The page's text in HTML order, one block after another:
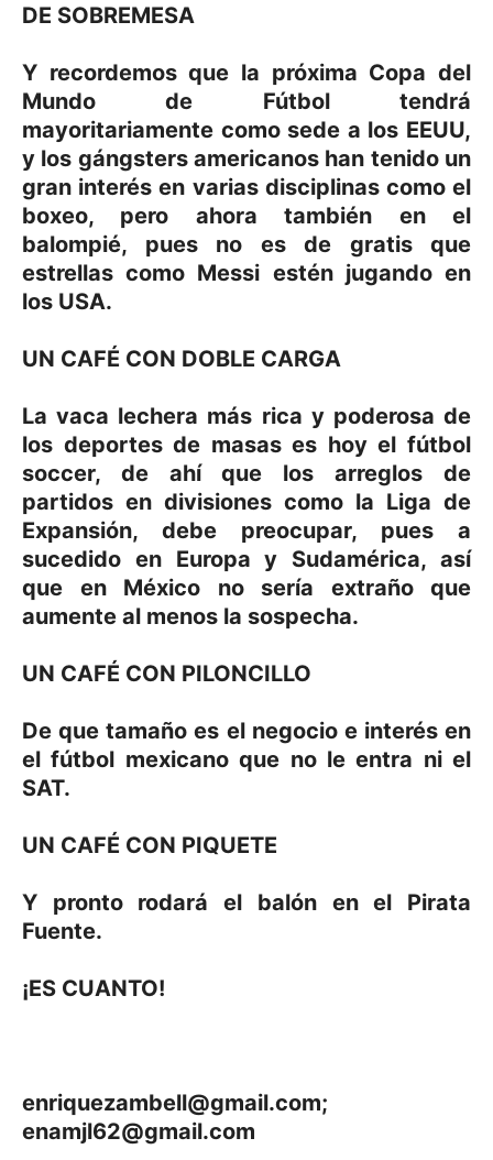
DE SOBREMESA
Y recordemos que la próxima Copa del
Mundo de Fútbol tendrá
mayoritariamente como sede a los EEUU,
y los gángsters americanos han tenido un
gran interés en varias disciplinas como el
boxeo, pero ahora también en el
balompié, pues no es de gratis que
estrellas como Messi estén jugando en
los USA.
UN CAFÉ CON DOBLE CARGA
La vaca lechera más rica y poderosa de
los deportes de masas es hoy el fútbol
soccer, de ahí que los arreglos de
partidos en divisiones como la Liga de
Expansión, debe preocupar, pues a
sucedido en Europa y Sudamérica, así
que en México no sería extraño que
aumente al menos la sospecha.
UN CAFÉ CON PILONCILLO
De que tamaño es el negocio e interés en
el fútbol mexicano que no le entra ni el
SAT.
UN CAFÉ CON PIQUETE
Y pronto rodará el balón en el Pirata
Fuente.
¡ES CUANTO!
enriquezambell@gmail.com;
enamjl62@gmail.com